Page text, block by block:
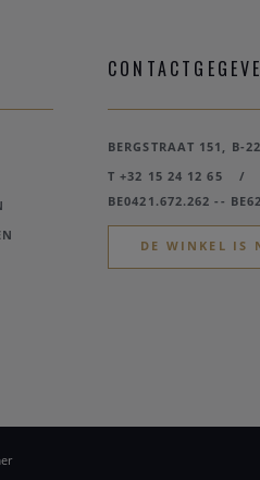
BERGSTRAAT 151, B-
T +32 15 24 12 65
/
BE0421.672.262 --
DE WINKEL IS